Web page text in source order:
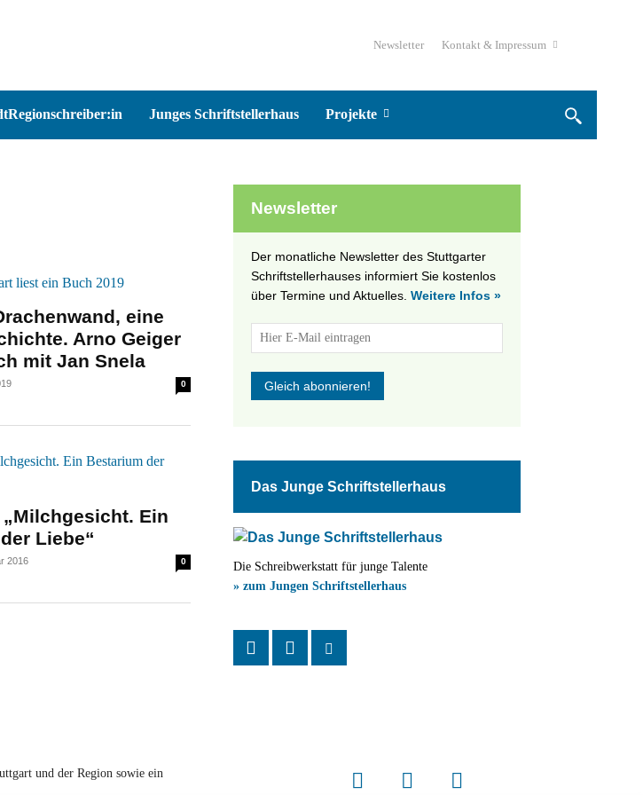
Newsletter Kontakt & Impressum
Junges Schriftstellerhaus Projekte
eine
Arno Geiger
mit Jan Snela
0
Ein
Liebe“
2016 0
Newsletter
Der monatliche Newsletter des Stuttgarter
Schriftstellerhauses informiert Sie kostenlos
über Termine und Aktuelles. Weitere Infos »
Das Junge Schriftstellerhaus
Die Schreibwerkstatt für junge Talente
» zum Jungen Schriftstellerhaus
und der Region sowie ein